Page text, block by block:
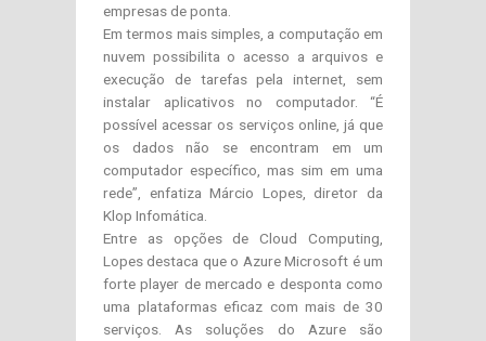
empresas de ponta.
Em termos mais simples, a computação em
nuvem possibilita o acesso a arquivos e
execução de tarefas pela internet, sem
instalar aplicativos no computador. “É
possível acessar os serviços online, já que
os dados não se encontram em um
computador específico, mas sim em uma
rede”, enfatiza Márcio Lopes, diretor da
Klop Infomática.
Entre as opções de Cloud Computing,
Lopes destaca que o Azure Microsoft é um
forte player de mercado e desponta como
uma plataformas eficaz com mais de 30
serviços. As soluções do Azure são